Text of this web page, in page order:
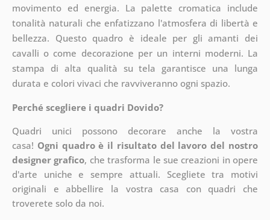
movimento ed energia. La palette cromatica include
tonalità naturali che enfatizzano l'atmosfera di libertà e
bellezza. Questo quadro è ideale per gli amanti dei
cavalli o come decorazione per un interni moderni. La
stampa di alta qualità su tela garantisce una lunga
durata e colori vivaci che ravviveranno ogni spazio.
Perché scegliere i quadri Dovido?
Quadri unici possono decorare anche la vostra
casa! Ogni quadro è il risultato del lavoro del nostro
designer grafico, chetrasforma le sue creazioni in opere
d'arte uniche e sempre attuali. Scegliete tra motivi
originali e abbellire la vostra casa con quadri che
troverete solo da noi.